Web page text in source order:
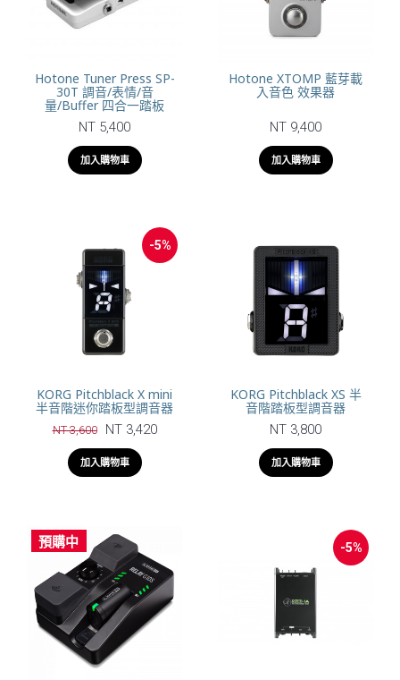
Hotone Tuner Press SP-
30T 調音/表情/音
量/Buffer 四合一踏板
NT 5,400
加入購物車
Hotone XTOMP 藍芽載
入音色 效果器
NT 9,400
加入購物車
-5%
KORG Pitchblack X mini
半音階迷你踏板型調音器
NT 3,600 NT 3,420
加入購物車
KORG Pitchblack XS 半
音階踏板型調音器
NT 3,800
加入購物車
預購中 -5%